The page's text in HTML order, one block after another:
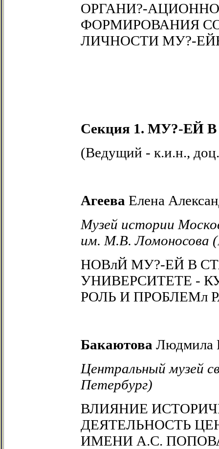
ОРГАНИ?-
ФОРМИРОВАНИЯ
ЛИЧНОСТИ МУ?-
Секция 1. МУ?-
(Ведущий - к.и.н.,
Агеева Елена
Музей истории
им. М.В. Ломоносова
НОВлЙ МУ?-ЕЙ В
УНИВЕРСИТЕТЕ -
РОЛЬ И ПРОБЛЕМл
Бакаютова Людмила
Центральный музей
Петербург)
ВЛИЯНИЕ
ДЕЯТЕЛЬНОСТЬ
ИМЕНИ А.С.